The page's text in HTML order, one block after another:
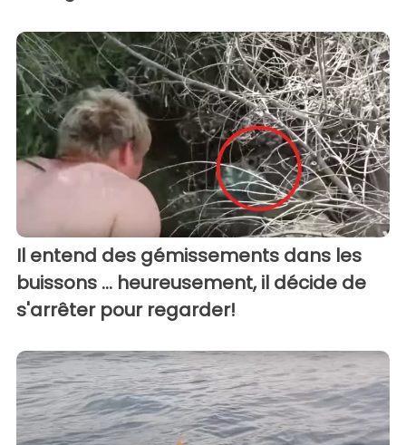
Il entend des gémissements dans les
buissons ... heureusement, il décide de
s'arrêter pour regarder!